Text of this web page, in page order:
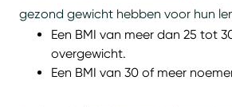
gezond gewicht hebben voor hun
Een BMI van meer dan 25 tot
overgewicht.
Een BMI van 30 of meer